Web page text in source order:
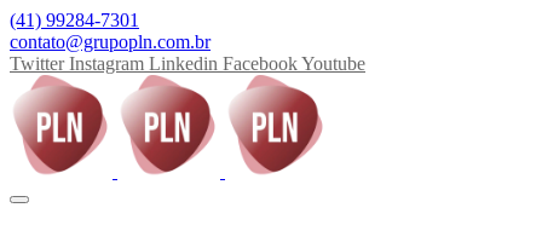
(41) 99284-7301
contato@grupopln.com.br
Twitter Instagram Linkedin FacebookYoutube